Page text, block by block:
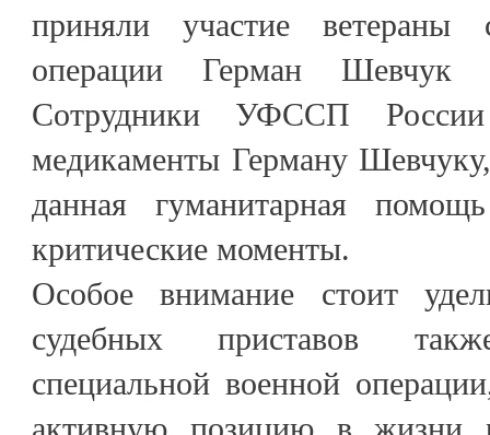
приняли участие ветераны
операции Герман Шевчук
Сотрудники УФССП
медикаменты Герману
данная гуманитарная
критические моменты.
Особое внимание стоит
судебных приставов
специальной военной